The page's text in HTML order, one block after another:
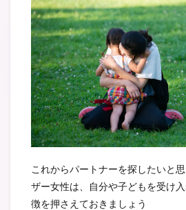
これからパートナーを探したいと
ザー女性は、自分や子どもを受け
徴を押さえておきましょう